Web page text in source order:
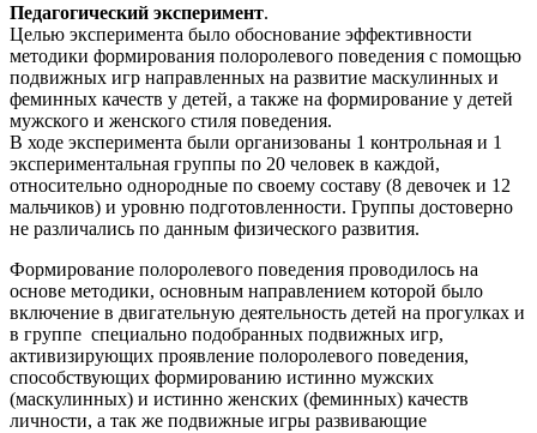
Педагогический эксперимент.
Целью эксперимента было обоснование эффективности
методики формирования полоролевого поведения с помощью
подвижных игр направленных на развитие маскулинных и
феминных качеств у детей, а также на формирование у детей
мужского и женского стиля поведения.
В ходе эксперимента были организованы 1 контрольная и 1
экспериментальная группы по 20 человек в каждой,
относительно однородные по своему составу (8 девочек и 12
мальчиков) и уровню подготовленности. Группы достоверно
не различались по данным физического развития.
Формирование полоролевого поведения проводилось на
основе методики, основным направлением которой было
включение в двигательную деятельность детей на прогулках и
в группе специально подобранных подвижных игр,
активизирующих проявление полоролевого поведения,
способствующих формированию истинно мужских
(маскулинных) и истинно женских (феминных) качеств
личности, а так же подвижные игры развивающие